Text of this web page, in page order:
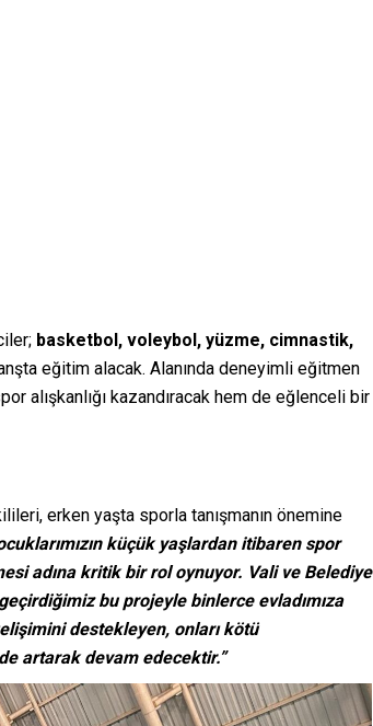
basketbol, voleybol, yüzme, cimnastik,
eğitim alacak. Alanında deneyimli eğitmen
alışkanlığı kazandıracak hem de eğlenceli bir
erken yaşta sporla tanışmanın önemine
küçük yaşlardan itibaren spor
adına kritik bir rol oynuyor. Vali ve Belediye
bu projeyle binlerce evladımıza
destekleyen, onları kötü
artarak devam edecektir.”